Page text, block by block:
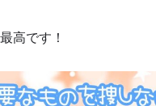
高です！